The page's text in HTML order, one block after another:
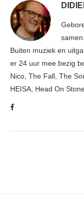
Buiten muziek en
er 24 uur mee bezig
Nico, The Fall, The
HEISA, Head On